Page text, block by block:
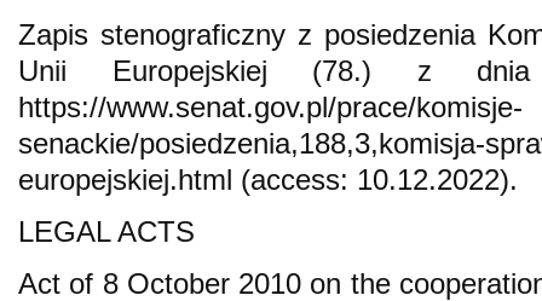
Zapis stenograficzny z posiedzenia
Unii Europejskiej (78.) z
https://www.senat.gov.pl/prace/komisje-
senackie/posiedzenia,188,3,komisja-
europejskiej.html (access: 10.12.2022).
LEGAL ACTS
Act of 8 October 2010 on the